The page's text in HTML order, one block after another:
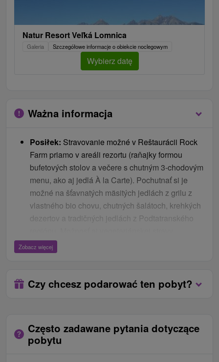
Natur Resort Veľká Lomnica
Galeria Szczegółowe informacje o obiekcie noclegowym
Wybierz datę
Ważna informacja
Posiłek: Stravovanie možné v Reštaurácii Rock
Farm priamo v areáli rezortu (raňajky formou
bufetových stolov a večere s chutným 3-chodovým
menu, ako aj jedlá À la Carte). Pochutnať si je
možné na šťavnatých mäsitých jedlách z grilu z
vlastného bio chovu, chutných šalátoch, krehkých
dezertov a tradičných jedlách z Podtatranského
Parking:
mieste (rezervácia nie je potrebná).
Zwierzęta:Domáce zvieratá sú povolené. Môže
Zobacz więcej
Czy chcesz podarować ten pobyt?
Często zadawane pytania dotyczące
pobytu